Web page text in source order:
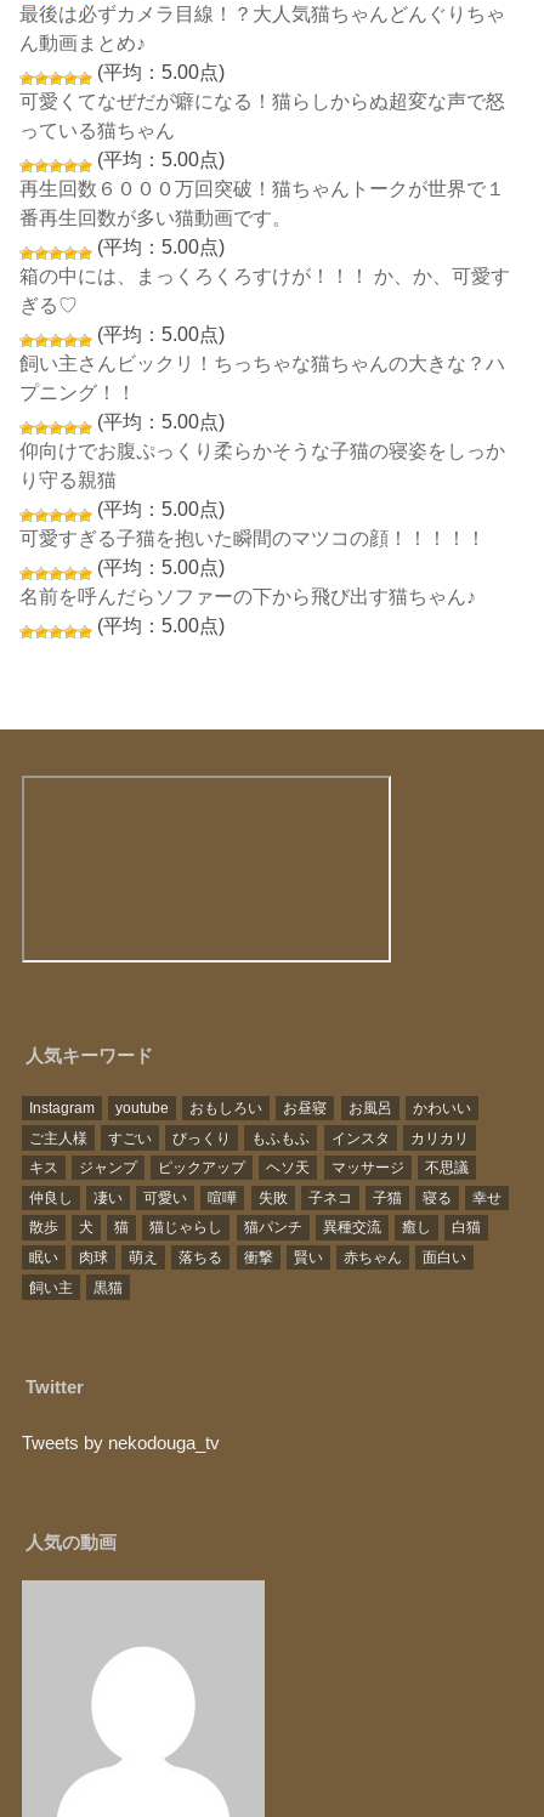
最後は必ずカメラ目線！？大人気猫ちゃんどんぐりちゃ
ん動画まとめ♪
(平均：5.00点)
可愛くてなぜだが癖になる！猫らしからぬ超変な声で怒
っている猫ちゃん
(平均：5.00点)
再生回数６０００万回突破！猫ちゃんトークが世界で１
番再生回数が多い猫動画です。
(平均：5.00点)
箱の中には、まっくろくろすけが！！！ か、か、可愛す
ぎる♡
(平均：5.00点)
飼い主さんビックリ！ちっちゃな猫ちゃんの大きな？ハ
プニング！！
(平均：5.00点)
仰向けでお腹ぷっくり柔らかそうな子猫の寝姿をしっか
り守る親猫
(平均：5.00点)
可愛すぎる子猫を抱いた瞬間のマツコの顔！！！！！
(平均：5.00点)
名前を呼んだらソファーの下から飛び出す猫ちゃん♪
(平均：5.00点)
人気キーワード
Instagram youtube おもしろい お昼寝 お風呂
かわいい
ご主人様
すごい びっくり もふもふ インスタ
カリカリ
キス
ジャンプ ピックアップ ヘソ天 マッサージ
不思議
仲良し
凄い 可愛い 喧嘩 失敗 子ネコ 子猫 寝る
幸せ
散歩
犬 猫 猫じゃらし 猫パンチ 異種交流 癒し
白猫
眠い
肉球 萌え 落ちる 衝撃 賢い 赤ちゃん
面白い
飼い主
黒猫
Twitter
Tweets by nekodouga_tv
人気の動画